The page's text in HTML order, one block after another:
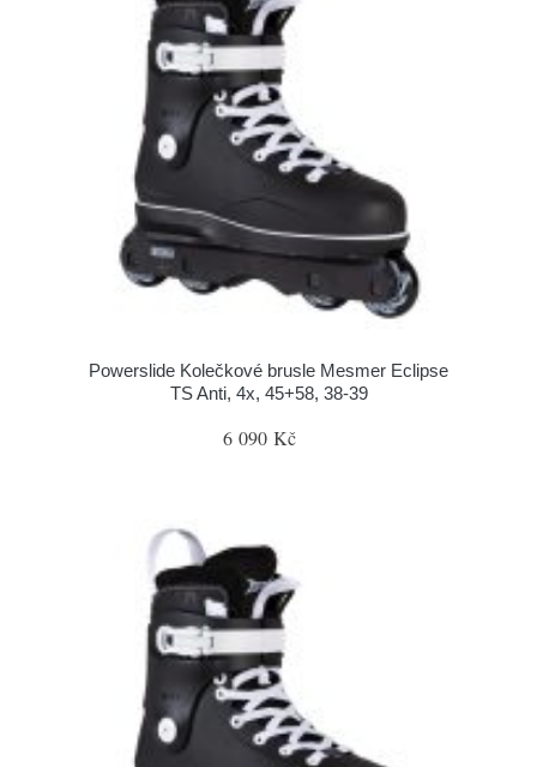
Powerslide Kolečkové brusle Mesmer Eclipse
TS Anti, 4x, 45+58, 38-39
6 090 Kč